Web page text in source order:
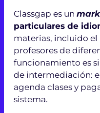
Classgap es un
particulares de
materias, incluido
profesores de
funcionamiento es
de intermediación:
agenda clases y
sistema.